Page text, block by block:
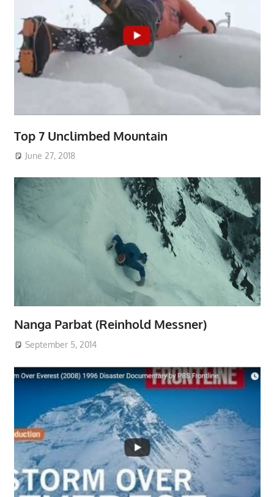
Top 7 Unclimbed Mountain
June 27, 2018
Nanga Parbat (Reinhold Messner)
September 5, 2014